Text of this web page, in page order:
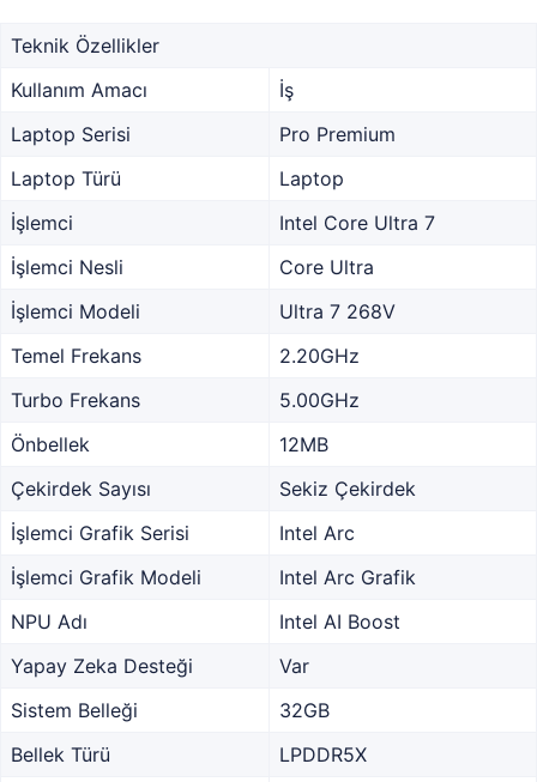
Teknik Özellikler
Kullanım Amacı
İş
Laptop Serisi
Pro Premium
Laptop Türü
Laptop
İşlemci
Intel Core Ultra 7
İşlemci Nesli
Core Ultra
İşlemci Modeli
Ultra 7 268V
Temel Frekans
2.20GHz
Turbo Frekans
5.00GHz
Önbellek
12MB
Çekirdek Sayısı
Sekiz Çekirdek
İşlemci Grafik Serisi
Intel Arc
İşlemci Grafik Modeli
Intel Arc Grafik
NPU Adı
Intel AI Boost
Yapay Zeka Desteği
Var
Sistem Belleği
32GB
Bellek Türü
LPDDR5X